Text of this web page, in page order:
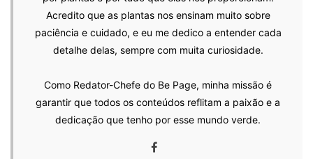
Acredito que as plantas nos ensinam muito sobre
paciência e cuidado, e eu me dedico a entender cada
detalhe delas, sempre com muita curiosidade.
Como Redator-Chefe do Be Page, minha missão é
garantir que todos os conteúdos reflitam a paixão e a
dedicação que tenho por esse mundo verde.